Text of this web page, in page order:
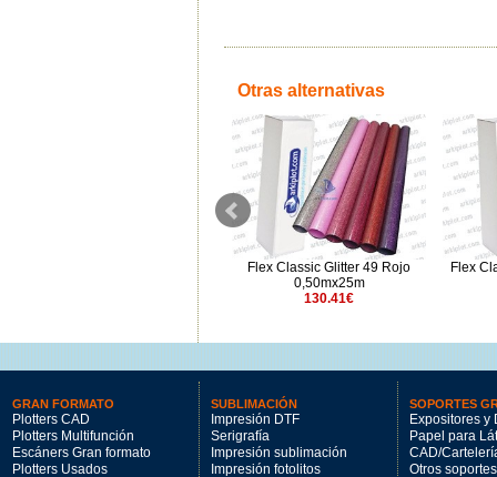
Otras alternativas
Flex Classic 04 Azul Marino
Flex Classic Glitter 49 Rojo
0,50mx25m
130.41€
Flex
GRAN FORMATO
Plotters CAD
Plotters Multifunción
Escáners Gran formato
Plotters Usados
SUBLIMACIÓN
Impresión DTF
Serigrafía
Impresión sublimación
Impresión fotolitos
SOPORTES
Expositores y
Papel para
CAD/
Otros soportes